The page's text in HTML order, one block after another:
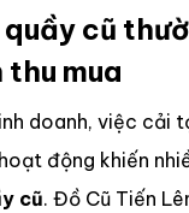
quầy cũ
thu mua
doanh, việc cải
động khiến
cũ. Đồ Cũ Tiến